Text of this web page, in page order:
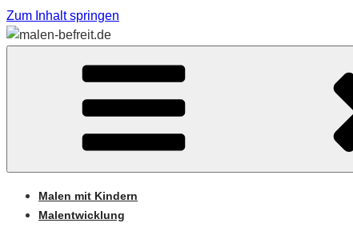
Zum Inhalt springen
MALEN-BEFREIT.DE
Sabine Feickert – Atelier für begleitetes Malen
Malen mit Kindern
Malentwicklung